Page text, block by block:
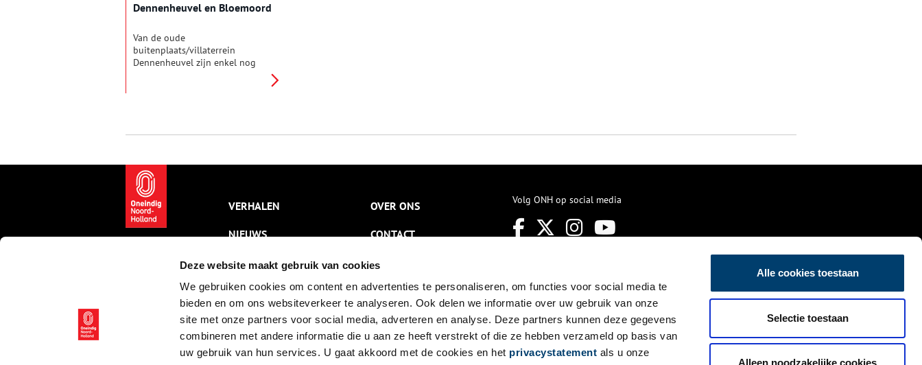
Deze website maakt gebruik van cookies
We gebruiken cookies om content en advertenties te personaliseren, om functies voor social media te
bieden en om ons websiteverkeer te analyseren. Ook delen we informatie over uw gebruik van onze
site met onze partners voor social media, adverteren en analyse. Deze partners kunnen deze gegevens
combineren met andere informatie die u aan ze heeft verstrekt of die ze hebben verzameld op basis van
uw gebruik van hun services. U gaat akkoord met de cookies en het privacystatement als u onze
Alle cookies toestaan
Selectie toestaan
Alleen noodzakelijke cookies
Dennenheuvel en Bloemoord
Van de oude
buitenplaats/villaterrein
Dennenheuvel zijn enkel nog
plek voor bijzondere
VERHALEN
NIEUWS
KALENDER
THEMA’S
ACTIVITEITEN
VIDEO’S
OVER ONS
CONTACT
NIEUWSBRIEF
DISCLAIMER
PRIVACY
TOEGANKELIJKHEID
Volg ONH op social media